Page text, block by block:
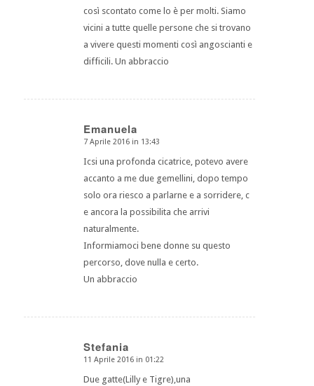
così scontato come lo è per molti. Siamo
vicini a tutte quelle persone che si trovano
a vivere questi momenti così angoscianti e
difficili. Un abbraccio
Emanuela
dice:
7 Aprile 2016 in 13:43
Icsi una profonda cicatrice, potevo avere
accanto a me due gemellini, dopo tempo
solo ora riesco a parlarne e a sorridere, c
e ancora la possibilita che arrivi
naturalmente.
Informiamoci bene donne su questo
percorso, dove nulla e certo.
Un abbraccio
Stefania
dice:
11 Aprile 2016 in 01:22
Due gatte(Lilly e Tigre),una